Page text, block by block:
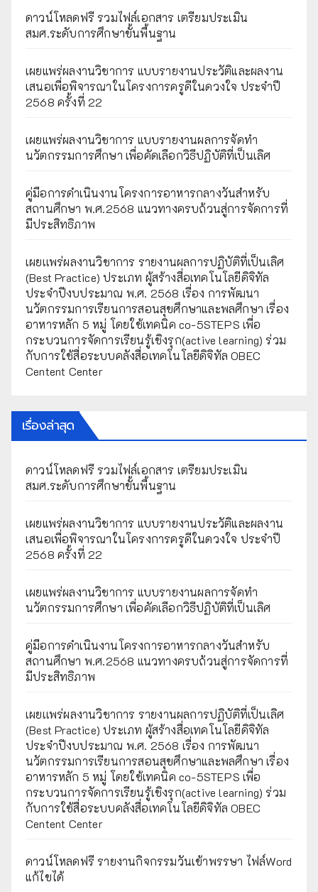
ดาวน์โหลดฟรี รวมไฟล์เอกสาร เตรียมประเมิน
สมศ.ระดับการศึกษาขั้นพื้นฐาน
เผยแพร่ผลงานวิชาการ แบบรายงานประวัติและผลงาน
เสนอเพื่อพิจารณาในโครงการครูดีในดวงใจ ประจำปี
2568 ครั้งที่ 22
เผยแพร่ผลงานวิชาการ แบบรายงานผลการจัดทำ
นวัตกรรมการศึกษา เพื่อคัดเลือกวิธีปฏิบัติที่เป็นเลิศ
คู่มือการดำเนินงานโครงการอาหารกลางวันสำหรับ
สถานศึกษา พ.ศ.2568 แนวทางครบถ้วนสู่การจัดการที่
มีประสิทธิภาพ
เผยเเพร่ผลงานวิชาการ รายงานผลการปฏิบัติที่เป็นเลิศ
(Best Practice) ประเภท ผู้สร้างสื่อเทคโนโลยีดิจิทัล
ประจำปีงบประมาณ พ.ศ. 2568 เรื่อง การพัฒนา
นวัตกรรมการเรียนการสอนสุขศึกษาและพลศึกษา เรื่อง
อาหารหลัก 5 หมู่ โดยใช้เทคนิค co-5STEPS เพื่อ
กระบวนการจัดการเรียนรู้เชิงรุก(active learning) ร่วม
กับการใช้สื่อระบบคลังสื่อเทคโนโลยีดิจิทัล OBEC
Centent Center
เรื่องล่าสุด
ดาวน์โหลดฟรี รวมไฟล์เอกสาร เตรียมประเมิน
สมศ.ระดับการศึกษาขั้นพื้นฐาน
เผยแพร่ผลงานวิชาการ แบบรายงานประวัติและผลงาน
เสนอเพื่อพิจารณาในโครงการครูดีในดวงใจ ประจำปี
2568 ครั้งที่ 22
เผยแพร่ผลงานวิชาการ แบบรายงานผลการจัดทำ
นวัตกรรมการศึกษา เพื่อคัดเลือกวิธีปฏิบัติที่เป็นเลิศ
คู่มือการดำเนินงานโครงการอาหารกลางวันสำหรับ
สถานศึกษา พ.ศ.2568 แนวทางครบถ้วนสู่การจัดการที่
มีประสิทธิภาพ
เผยเเพร่ผลงานวิชาการ รายงานผลการปฏิบัติที่เป็นเลิศ
(Best Practice) ประเภท ผู้สร้างสื่อเทคโนโลยีดิจิทัล
ประจำปีงบประมาณ พ.ศ. 2568 เรื่อง การพัฒนา
นวัตกรรมการเรียนการสอนสุขศึกษาและพลศึกษา เรื่อง
อาหารหลัก 5 หมู่ โดยใช้เทคนิค co-5STEPS เพื่อ
กระบวนการจัดการเรียนรู้เชิงรุก(active learning) ร่วม
กับการใช้สื่อระบบคลังสื่อเทคโนโลยีดิจิทัล OBEC
Centent Center
ดาวน์โหลดฟรี รายงานกิจกรรมวันเข้าพรรษา ไฟล์Word
แก้ไขได้